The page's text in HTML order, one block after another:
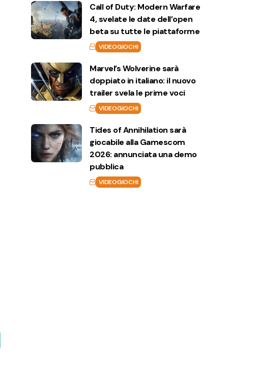
Call of Duty: Modern Warfare
4, svelate le date dell’open
beta su tutte le piattaforme
VIDEOGIOCHI
Marvel’s Wolverine sarà
doppiato in italiano: il nuovo
trailer svela le prime voci
VIDEOGIOCHI
Tides of Annihilation sarà
giocabile alla Gamescom
2026: annunciata una demo
pubblica
VIDEOGIOCHI